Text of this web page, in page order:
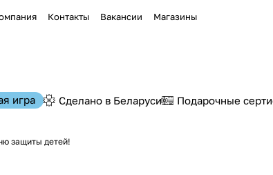
Контакты Вакансии Магазины
игра Сделано в Беларуси Подарочные
защиты детей!